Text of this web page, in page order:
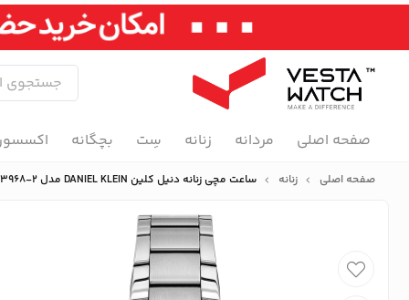
صفحه اصلی مردانه زنانه سِت بچگانه
صفحه اصلی زنانه ساعت مچی زنانه دنیل کلین DANIEL KLEIN مدل DK.1.13968-2